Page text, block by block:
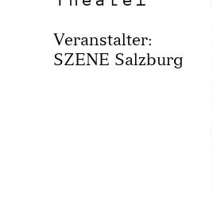
Veranstalter:
SZENE Salzburg